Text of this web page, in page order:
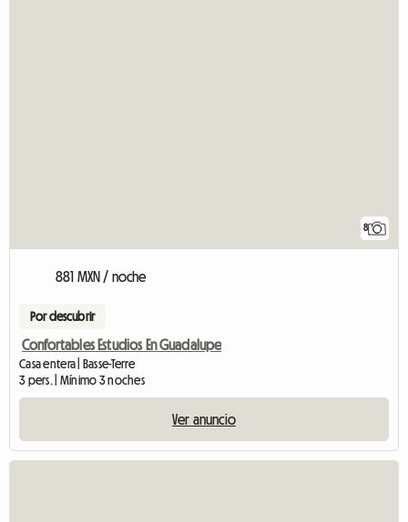
8
881 MXN / noche
Por descubrir
Confortables Estudios En Guadalupe
Casa entera | Basse-Terre
3 pers. | Mínimo 3 noches
Ver anuncio